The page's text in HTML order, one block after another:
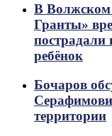
В Волжском
Гранты»
пострадали
ребёнок
Бочаров
территории